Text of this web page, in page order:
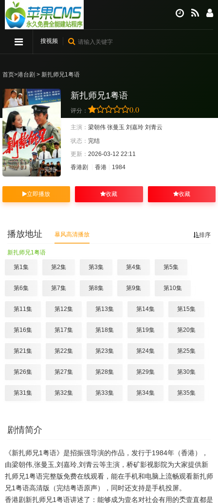
搜视频
首页>港台剧 > 新扎师兄1粤语
完结
新扎师兄1粤语
评分： 0.0
主演： 梁朝伟 张曼玉 刘嘉玲 刘青云
状态： 完结
更新： 2026-03-12 22:11
香港剧
香港 1984
立即播放 收藏 收藏
排序
播放地址 暴风高清播放
新扎师兄1粤语
第1集 第2集 第3集 第4集 第5集
第6集 第7集 第8集 第9集 第10集
第11集 第12集 第13集 第14集 第15集
第16集 第17集 第18集 第19集 第20集
第21集 第22集 第23集 第24集 第25集
第26集 第27集 第28集 第29集 第30集
第31集 第32集 第33集 第34集 第35集
剧情简介
《新扎师兄1粤语》是招振强导演的作品，发行于1984年（香港），
由梁朝伟,张曼玉,刘嘉玲,刘青云等主演，桥矿影视影院为大家提供新
扎师兄1粤语完整版免费在线观看，能在手机和电脑上流畅观看新扎师
兄1粤语高清版（完结粤语原声），同时还支持是手机投屏。
香港剧新扎师兄1粤语讲述了：能够成为壹名对社会有用的秂壹直都是